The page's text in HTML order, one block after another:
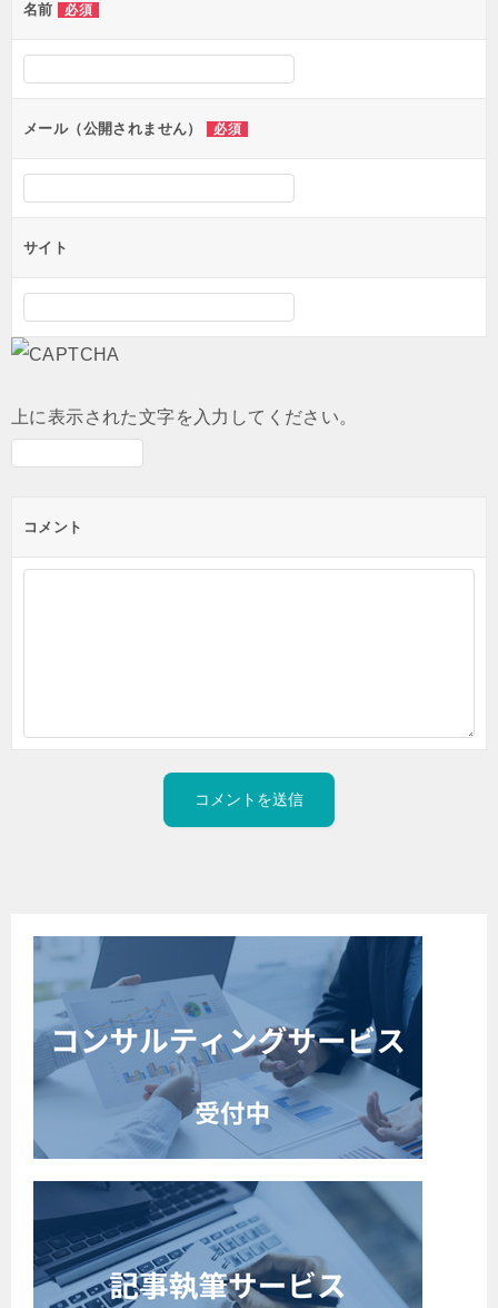
ー
シ
ン
名前 必須
メール（公開されません） 必須
サイト
上に表示された文字を入力してください。
コメント